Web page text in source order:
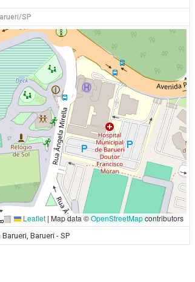
SP
Leaflet | Map data ©OpenStreetMapcontributors
Barueri - SP